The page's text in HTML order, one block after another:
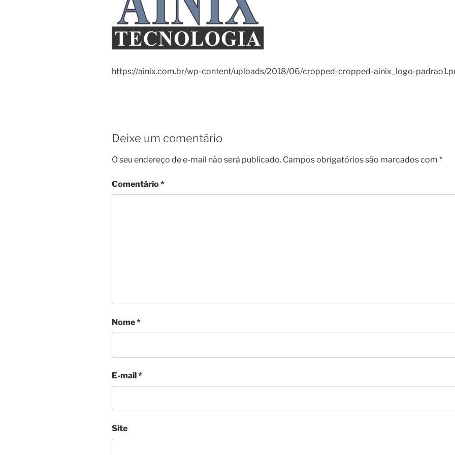
https://ainix.com.br/wp-content/uploads/2018/06/cropped-cropped-ainix_logo-
Deixe um comentário
O seu endereço de e-mail não será publicado. Campos obrigatórios são marcados com *
Comentário*
Nome*
E-mail*
Site